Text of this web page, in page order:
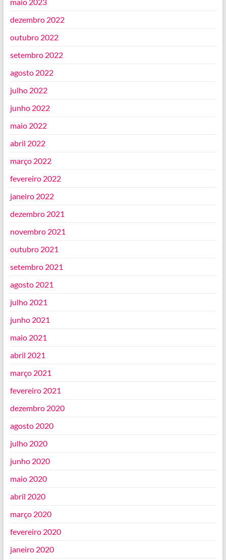
dezembro 2022
outubro 2022
setembro 2022
agosto 2022
julho 2022
junho 2022
maio 2022
abril 2022
março 2022
fevereiro 2022
janeiro 2022
dezembro 2021
novembro 2021
outubro 2021
setembro 2021
agosto 2021
julho 2021
junho 2021
maio 2021
abril 2021
março 2021
fevereiro 2021
dezembro 2020
agosto 2020
julho 2020
junho 2020
maio 2020
abril 2020
março 2020
fevereiro 2020
janeiro 2020